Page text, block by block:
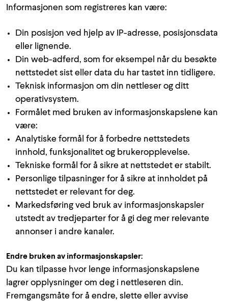
Informasjonen som registreres kan være:
Din posisjon ved hjelp av IP-adresse, posisjonsdata
eller lignende.
Din web-adferd, som for eksempel når du besøkte
nettstedet sist eller data du har tastet inn tidligere.
Teknisk informasjon om din nettleser og ditt
operativsystem.
Formålet med bruken av informasjonskapslene kan
være:
Analytiske formål for å forbedre nettstedets
innhold, funksjonalitet og brukeropplevelse.
Tekniske formål for å sikre at nettstedet er stabilt.
Personlige tilpasninger for å sikre at innholdet på
nettstedet er relevant for deg.
Markedsføring ved bruk av informasjonskapsler
utstedt av tredjeparter for å gi deg mer relevante
annonser i andre kanaler.
Endre bruken av informasjonskapsler:
Du kan tilpasse hvor lenge informasjonskapslene
lagrer opplysninger om deg i nettleseren din.
Fremgangsmåte for å endre, slette eller avvise